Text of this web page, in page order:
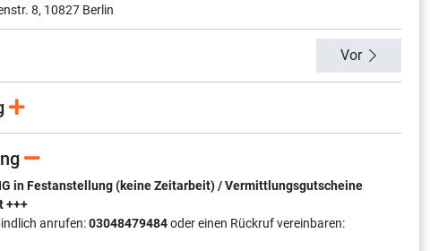
8, 10827 Berlin
Vor
in Festanstellung (keine Zeitarbeit) / Vermittlungsgutscheine
+++
anrufen:03048479484oder einen Rückruf vereinbaren: